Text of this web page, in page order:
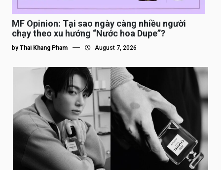
MF Opinion: Tại sao ngày càng nhiều người
chạy theo xu hướng “Nước hoa Dupe”?
by Thai Khang Pham August 7, 2026